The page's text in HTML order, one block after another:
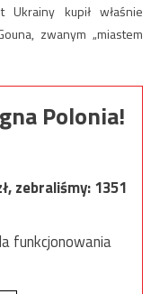
Ukrainy kupił właśnie
zwanym „miastem
Polonia!
zebraliśmy:1351
funkcjonowania